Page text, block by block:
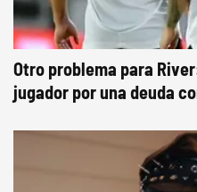
Otro problema para
jugador por una deuda